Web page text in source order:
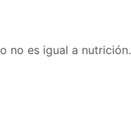
no es igual a nutrición.